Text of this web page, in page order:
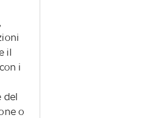
il
i
del
o